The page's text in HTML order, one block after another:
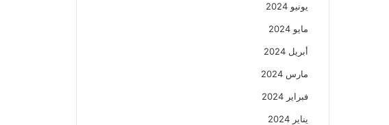
يونيو 2024
مايو 2024
أبريل 2024
مارس 2024
فبراير 2024
يناير 2024